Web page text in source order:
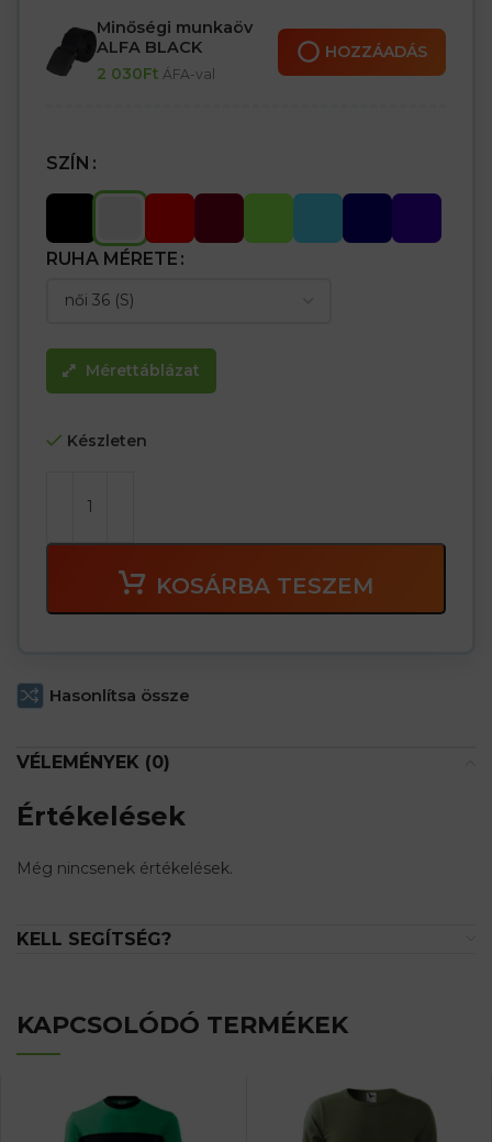
Minőségi munkaöv
ALFA BLACK
2 030Ft ÁFA-val
HOZZÁADÁS
SZÍN
RUHA MÉRETE
Mérettáblázat
Készleten
KOSÁRBA TESZEM
Hasonlítsa össze
VÉLEMÉNYEK (0)
Értékelések
Még nincsenek értékelések.
KELL SEGÍTSÉG?
KAPCSOLÓDÓ TERMÉKEK